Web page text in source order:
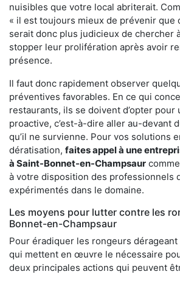
nuisibles que votre local abriterait.
« il est toujours mieux de prévenir que
serait donc plus judicieux de chercher
stopper leur prolifération après avoir
présence.
Il faut donc rapidement observer
préventives favorables. En ce qui
restaurants, ils se doivent d’opter pour
proactive, c’est-à-dire aller au-devant
qu’il ne survienne. Pour vos solutions
dératisation, faites appel à une
à Saint-Bonnet-en-Champsaur
à votre disposition des professionnels
expérimentés dans le domaine.
Les moyens pour lutter contre les
Bonnet-en-Champsaur
Pour éradiquer les rongeurs
qui mettent en œuvre le nécessaire
deux principales actions qui peuvent